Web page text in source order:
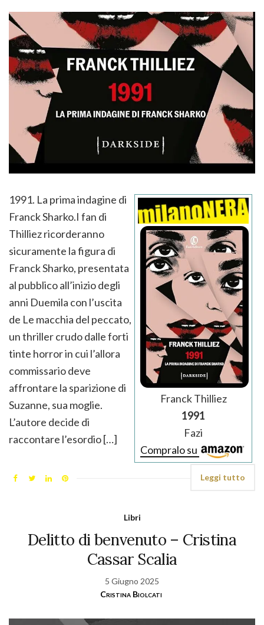
Franck Thilliez
1991
Fazi
Compralo su
1991. La prima indagine di
Franck Sharko.I fan di
Thilliez ricorderanno
sicuramente la figura di
Franck Sharko, presentata
al pubblico all’inizio degli
anni Duemila con l’uscita
de Le macchia del peccato,
un thriller crudo dalle forti
tinte horror in cui l’allora
commissario deve
affrontare la sparizione di
Suzanne, sua moglie.
L’autore decide di
raccontare l’esordio […]
Leggi tutto
Libri
Delitto di benvenuto – Cristina
Cassar Scalia
5 Giugno 2025
Cristina Biolcati